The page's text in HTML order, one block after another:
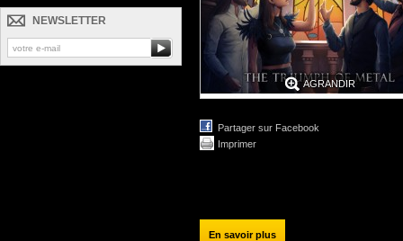
NEWSLETTER
AGRANDIR
Partager sur Facebook
Imprimer
En savoir plus